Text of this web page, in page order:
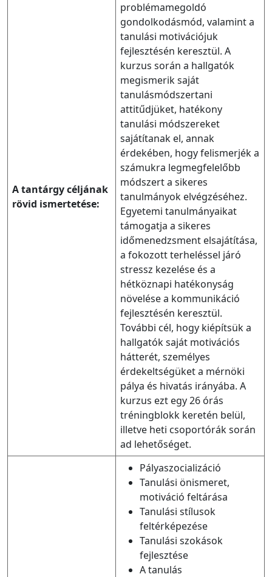
A tantárgy céljának
rövid ismertetése:
problémamegoldó
gondolkodásmód, valamint a
tanulási motivációjuk
fejlesztésén keresztül. A
kurzus során a hallgatók
megismerik saját
tanulásmódszertani
attitűdjüket, hatékony
tanulási módszereket
sajátítanak el, annak
érdekében, hogy felismerjék a
számukra legmegfelelőbb
módszert a sikeres
tanulmányok elvégzéséhez.
Egyetemi tanulmányaikat
támogatja a sikeres
időmenedzsment elsajátítása,
a fokozott terheléssel járó
stressz kezelése és a
hétköznapi hatékonyság
növelése a kommunikáció
fejlesztésén keresztül.
További cél, hogy kiépítsük a
hallgatók saját motivációs
hátterét, személyes
érdekeltségüket a mérnöki
pálya és hivatás irányába. A
kurzus ezt egy 26 órás
tréningblokk keretén belül,
illetve heti csoportórák során
ad lehetőséget.
Pályaszocializáció
Tanulási önismeret,
motiváció feltárása
Tanulási stílusok
feltérképezése
Tanulási szokások
fejlesztése
A tanulás